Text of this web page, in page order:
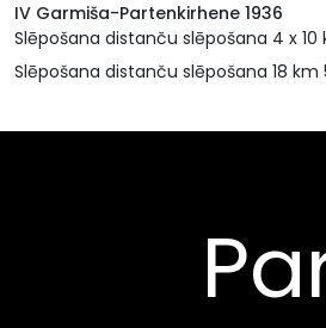
IV Garmiša-Partenkirhene 1936
Slēpošana distanču slēpošana 4 x
Slēpošana distanču slēpošana 18 km